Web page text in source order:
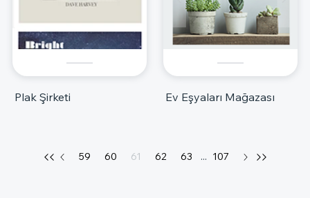
Plak Şirketi Ev Eşyaları Mağazası
59 60 61 62 63 ... 107